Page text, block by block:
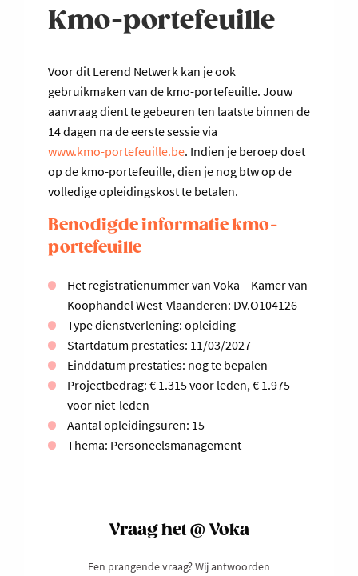
Kmo-portefeuille
Voor dit Lerend Netwerk kan je ook
gebruikmaken van de kmo-portefeuille. Jouw
aanvraag dient te gebeuren ten laatste binnen de
14 dagen na de eerste sessie via
www.kmo-portefeuille.be. Indien je beroep doet
op de kmo-portefeuille, dien je nog btw op de
volledige opleidingskost te betalen.
Benodigde informatie kmo-
portefeuille
Het registratienummer van Voka – Kamer van
Koophandel West-Vlaanderen: DV.O104126
Type dienstverlening: opleiding
Startdatum prestaties: 11/03/2027
Einddatum prestaties: nog te bepalen
Projectbedrag: € 1.315 voor leden, € 1.975
voor niet-leden
Aantal opleidingsuren: 15
Thema: Personeelsmanagement
Vraag het @ Voka
Een prangende vraag? Wij antwoorden